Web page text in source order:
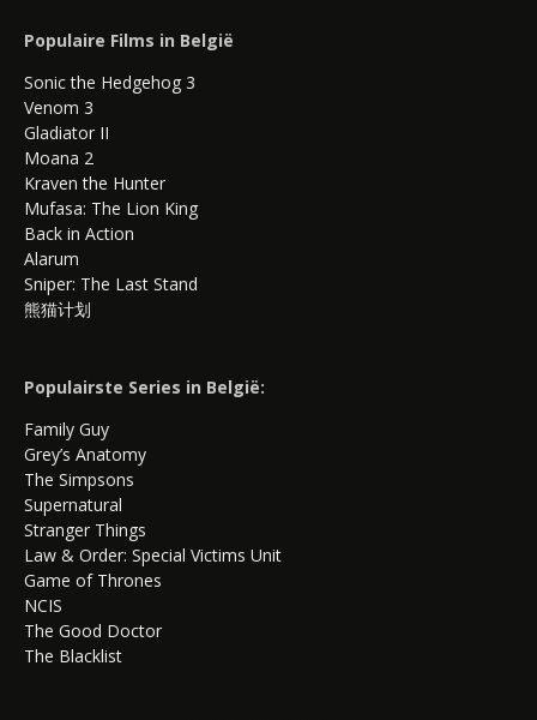
Populaire Films in België
Sonic the Hedgehog 3
Venom 3
Gladiator II
Moana 2
Kraven the Hunter
Mufasa: The Lion King
Back in Action
Alarum
Sniper: The Last Stand
熊猫计划
Populairste Series in België:
Family Guy
Grey’s Anatomy
The Simpsons
Supernatural
Stranger Things
Law & Order: Special Victims Unit
Game of Thrones
NCIS
The Good Doctor
The Blacklist